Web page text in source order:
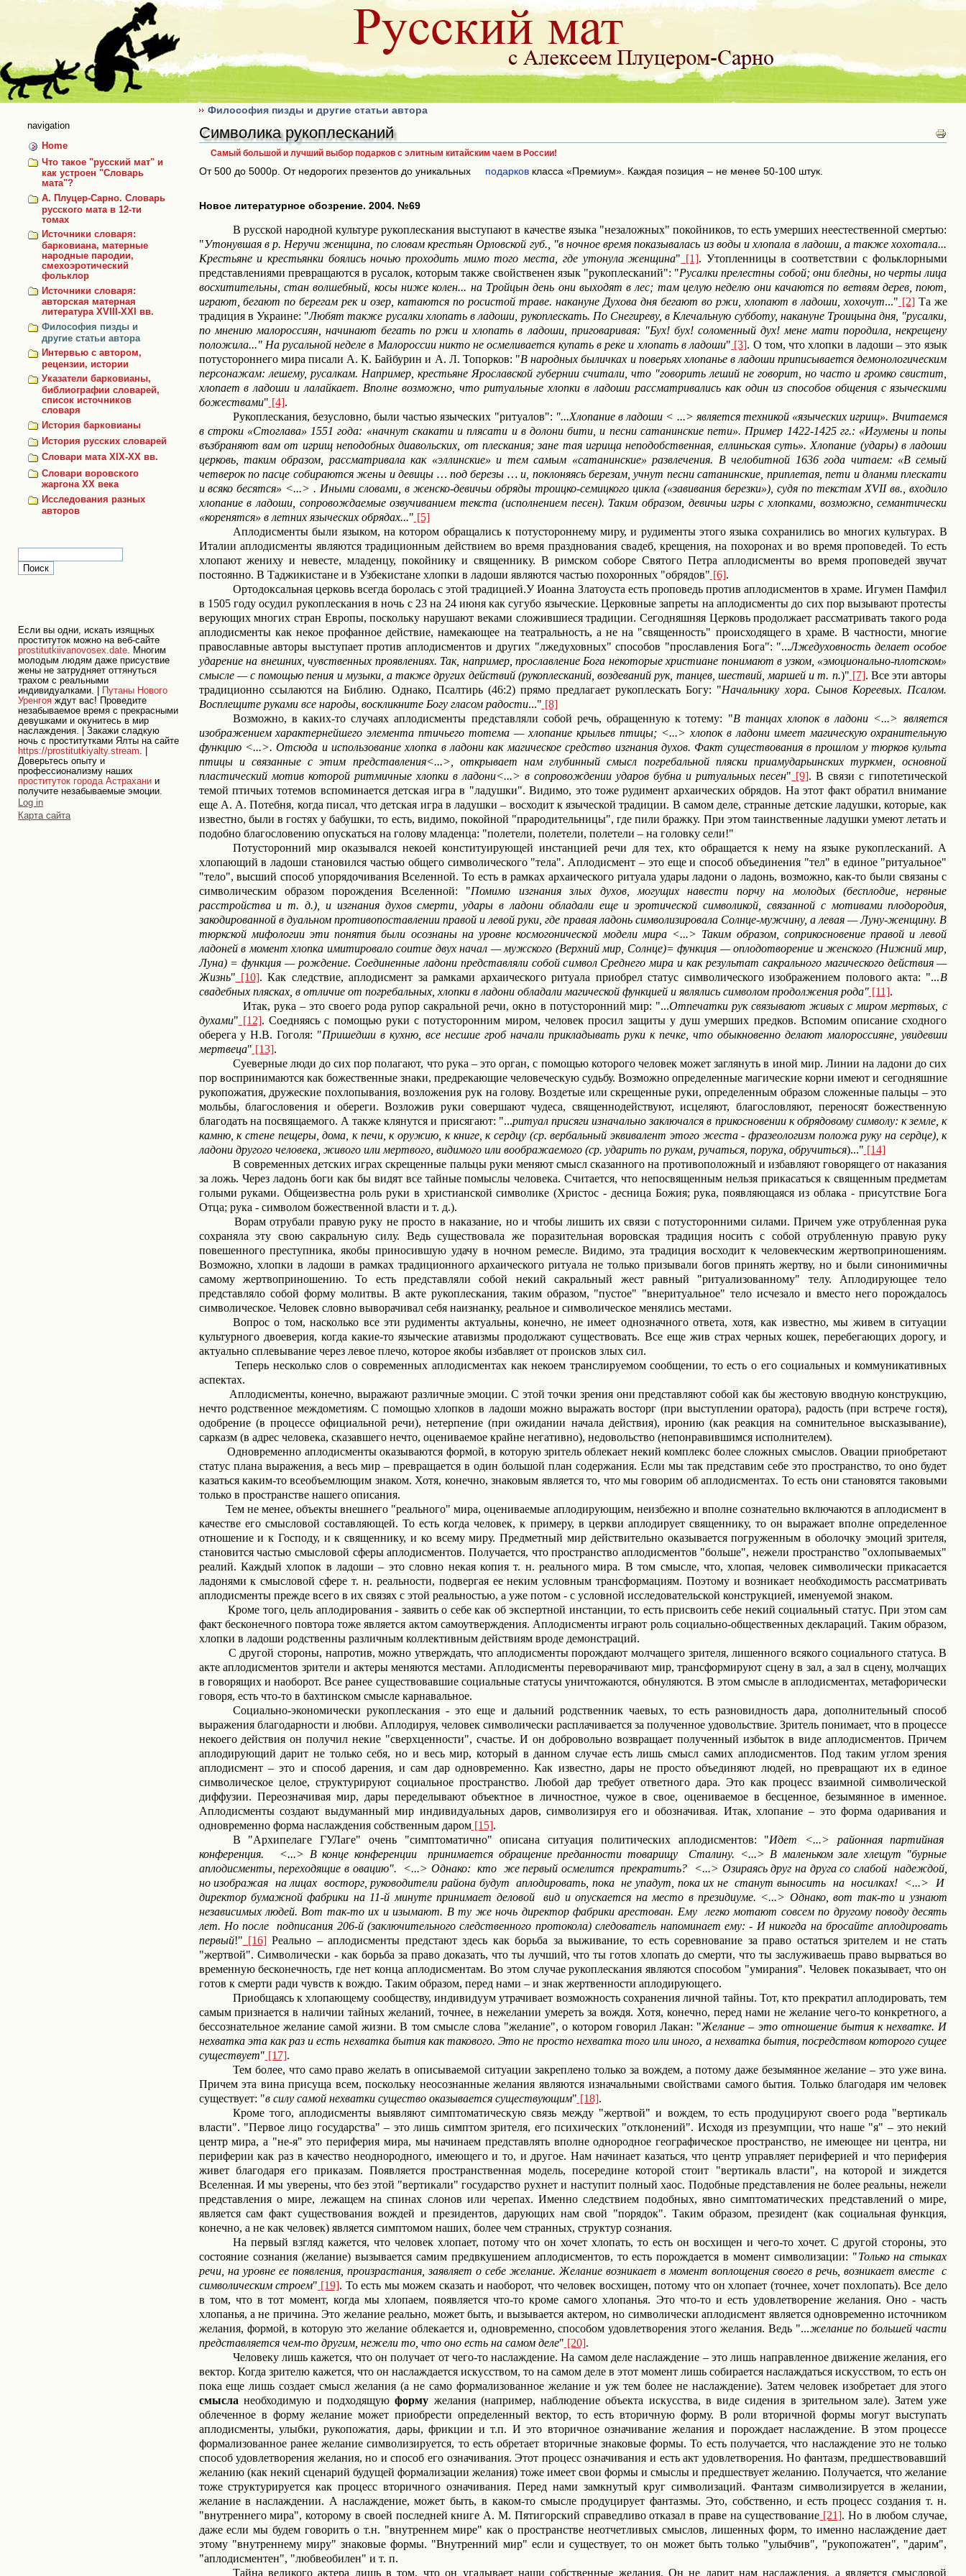
navigation
Home
Что такое "русский мат" и
как устроен "Словарь
мата"?
А. Плуцер-Сарно. Словарь
русского мата в 12-ти
томах
Источники словаря:
барковиана, матерные
народные пародии,
смехоэротический
фольклор
Источники словаря:
авторская матерная
литература XVIII-XXI вв.
Философия пизды и
другие статьи автора
Интервью с автором,
рецензии, истории
Указатели барковианы,
библиографии словарей,
список источников
словаря
История барковианы
История русских словарей
Словари мата XIX-XX вв.
Словари воровского
жаргона ХХ века
Исследования разных
авторов
Если вы одни, искать изящных
проституток можно на веб-сайте
prostitutkiivanovosex.date . Многим
молодым людям даже присуствие
жены не затрудняет оттянуться
трахом с реальными
индивидуалками. |
Путаны Нового
Уренгоя ждут вас! Проведите
незабываемое время с прекрасными
девушками и окунитесь в мир
наслаждения. | Закажи сладкую
ночь с проститутками Ялты на сайте
https://prostitutkiyalty.stream
Доверьтесь опыту и
профессионализму наших
проституток города Астрахани и
получите незабываемые эмоции.
Personal
tools
Log in
Карта сайта
Философия пизды и другие статьи автора
Символика рукоплесканий
Самый большой и лучший выбор подарков с элитным китайским чаем в России!
От 500 до 5000р. От недорогих презентов до уникальных подарковкласса «Премиум». Каждая позиция – не менее 50-100 штук.
Новое литературное обозрение. 2004. №69
В русской народной культуре рукоплескания выступают в качестве языка "незаложных" покойников, то есть умерших неестественной смертью:
"Утонувшая в р. Неручи женщина, по словам крестьян Орловской губ., "в ночное время показывалась из воды и хлопала в ладоши, а также хохотала...
Крестьяне и крестьянки боялись ночью проходить мимо того места, где утонула женщина" [1]. Утопленницы в соответствии с фольклорными
представлениями превращаются в русалок, которым также свойственен язык "рукоплесканий": "Русалки прелестны собой; они бледны, но черты лица
восхитительны, стан волшебный, косы ниже колен... на Тройцын день они выходят в лес; там целую неделю они качаются по ветвям дерев, поют,
играют, бегают по берегам рек и озер, катаются по росистой траве. накануне Духова дня бегают во ржи, хлопают в ладоши, хохочут..." [2] Та же
традиция в Украине: "Любят также русалки хлопать в ладоши, рукоплескать. По Снегиреву, в Клечальную субботу, накануне Троицына дня, "русалки,
по мнению малороссиян, начинают бегать по ржи и хлопать в ладоши, приговаривая: "Бух! бух! соломенный дух! мене мати породила, некрещену
положила..." На русальной неделе в Малороссии никто не осмеливается купать в реке и хлопать в ладоши" [3]. О том, что хлопки в ладоши – это язык
потустороннего мира писали А. К. Байбурин и А. Л. Топорков: "В народных быличках и поверьях хлопанье в ладоши приписывается демонологическим
персонажам: лешему, русалкам. Например, крестьяне Ярославской губернии считали, что "говорить леший не говорит, но часто и громко свистит,
хлопает в ладоши и лалайкает. Вполне возможно, что ритуальные хлопки в ладоши рассматривались как один из способов общения с языческими
божествами" [4].
Рукоплескания, безусловно, были частью языческих "ритуалов": "...Хлопание в ладоши < ...> является техникой «языческих игрищ». Вчитаемся
в строки «Стоглава» 1551 года: «начнут скакати и плясати и в долони бити, и песни сатанинские пети». Пример 1422-1425 гг.: «Игумены и попы
възбраняют вам от игрищ неподобных диавольских, от плескания; зане тая игрища неподобственная, еллиньская суть». Хлопание (удары) в ладоши
церковь, таким образом, рассматривала как «эллинские» и тем самым «сатанинские» развлечения. В челобитной 1636 года читаем: «В семый
четверок по пасце собираются жены и девицы … под березы … и, поклоняясь березам, учнут песни сатанинские, приплетая, пети и дланми плескати
и всяко бесятся» <...> . Иными словами, в женско-девичьи обряды троицко-семицкого цикла («завивания березки»), судя по текстам XVII вв., входило
хлопание в ладоши, сопровождаемые озвучиванием текста (исполнением песен). Таким образом, девичьи игры с хлопками, возможно, семантически
«коренятся» в летних языческих обрядах..." [5]
Аплодисменты были языком, на котором обращались к потустороннему миру, и рудименты этого языка сохранились во многих культурах. В
Италии аплодисменты являются традиционным действием во время празднования свадеб, крещения, на похоронах и во время проповедей. То есть
хлопают жениху и невесте, младенцу, покойнику и священнику. В римском соборе Святого Петра аплодисменты во время проповедей звучат
постоянно. В Таджикистане и в Узбекистане хлопки в ладоши являются частью похоронных "обрядов" [6].
Ортодоксальная церковь всегда боролась с этой традицией.У Иоанна Златоуста есть проповедь против аплодисментов в храме. Игумен Памфил
в 1505 году осудил рукоплескания в ночь с 23 на 24 июня как сугубо языческие.Церковные запреты на аплодисменты до сих пор вызывают протесты
верующих многих стран Европы, поскольку нарушают веками сложившиеся традиции. Сегодняшняя Церковь продолжает рассматривать такого рода
аплодисменты как некое профанное действие, намекающее на театральность, а не на "священность" происходящего в храме. В частности, многие
православные авторы выступает против аплодисментов и других "лжедуховных" способов "прославления Бога": "...Лжедуховность делает особое
ударение на внешних, чувственных проявлениях. Так, например, прославление Бога некоторые христиане понимают в узком, «эмоционально-плотском»
смысле — с помощью пения и музыки, а также других действий (рукоплесканий, воздеваний рук, танцев, шествий, маршей и т. п.)" [7]. Все эти авторы
традиционно ссылаются на Библию. Однако, Псалтирь (46:2) прямо предлагает рукоплескать Богу: "Начальнику хора. Сынов Кореевых. Псалом.
Восплещите руками все народы, воскликните Богу гласом радости..." [8]
Возможно, в каких-то случаях аплодисменты представляли собой речь, обращенную к тотему: "В танцах хлопок в ладони <...> является
изображением характернейшего элемента птичьего тотема — хлопание крыльев птицы; <...> хлопок в ладони имеет магическую охранительную
функцию <...>. Отсюда и использование хлопка в ладони как магическое средство изгнания духов. Факт существования в прошлом у тюрков культа
птицы и связанные с этим представления<...> , открывает нам глубинный смысл погребальной пляски приамударьинских туркмен, основной
пластический мотив которой ритмичные хлопки в ладони<...> в сопровождении ударов бубна и ритуальных песен" [9]. В связи с гипотетической
темой птичьих тотемов вспоминается детская игра в "ладушки". Видимо, это тоже рудимент архаических обрядов. На этот факт обратил внимание
еще А. А. Потебня, когда писал, что детская игра в ладушки – восходит к языческой традиции. В самом деле, странные детские ладушки, которые, как
известно, были в гостях у бабушки, то есть, видимо, покойной "прародительницы", где пили бражку. При этом таинственные ладушки умеют летать и
подобно благословению опускаться на голову младенца: "полетели, полетели, полетели – на головку сели!"
Потусторонний мир оказывался некоей конституирующей инстанцией речи для тех, кто обращается к нему на языке рукоплесканий. А
хлопающий в ладоши становился частью общего символического "тела". Аплодисмент – это еще и способ объединения "тел" в единое "ритуальное"
"тело", высший способ упорядочивания Вселенной. То есть врамках архаического ритуала удары ладони о ладонь, возможно, как-то были связаны с
символическим образом порождения Вселенной: "Помимо изгнания злых духов, могущих навести порчу на молодых (бесплодие, нервные
расстройства и т. д.), и изгнания духов смерти, удары в ладони обладали еще и эротической символикой, связанной с мотивами плодородия,
закодированной в дуальном противопоставлении правой и левой руки, где правая ладонь символизировала Солнце-мужчину, а левая — Луну-женщину. В
тюркской мифологии эти понятия были осознаны на уровне космогонической модели мира <...> Таким образом, соприкосновение правой и левой
ладоней в момент хлопка имитировало соитие двух начал — мужского (Верхний мир, Солнце)= функция — оплодотворение и женского (Нижний мир,
Луна) = функция — рождение. Соединенные ладони представляли собой символ Среднего мира и как результат сакрального магического действия —
Жизнь" [10]. Как следствие, аплодисмент за рамками архаического ритуала приобрел статус символического изображением полового акта: "...В
свадебных плясках, в отличие от погребальных, хлопки в ладони обладали магической функцией и являлись символом продолжения рода"[11].
Итак, рука – это своего рода рупор сакральной речи, окно в потусторонний мир: "...Отпечатки рук связывают живых с миром мертвых, с
духами" [12]. Соедняясь с помощью руки с потусторонним миром, человек просил защиты у душ умерших предков. Вспомим описание сходного
оберега у Н.В. Гоголя: "Пришедши в кухню, все несшие гроб начали прикладывать руки к печке, что обыкновенно делают малороссияне, увидевши
мертвеца" [13].
Суеверные люди до сих пор полагают, что рука – это орган, с помощью которого человек может заглянуть в иной мир. Линии на ладони до сих
пор воспринимаются как божественные знаки, предрекающие человеческую судьбу. Возможно определенные магические корни имеют и сегодняшние
рукопожатия, дружеские похлопывания, возложения рук на голову. Воздетые или скрещенные руки, определенным образом сложенные пальцы – это
мольбы, благословения и обереги. Возложив руки совершают чудеса, священнодействуют, исцеляют, благословляют, переносят божественную
благодать на посвящаемого. А также клянутся и присягают: "...ритуал присяги изначально заключался в прикосновении к обрядовому символу: к земле, к
камню, к стене пещеры, дома, к печи, к оружию, к книге, к сердцу (ср. вербальный эквивалент этого жеста - фразеологизм положа руку на сердце), к
ладони другого человека, живого или мертвого, видимого или воображаемого (ср. ударить по рукам, ручаться, порука, обручиться)..." [14]
В современных детских играх скрещенные пальцы руки меняют смысл сказанного на противоположный и избавляют говорящего от наказания
за ложь. Через ладонь боги как бы видят все тайные помыслы человека. Считается, что непосвященным нельзя прикасаться к священным предметам
голыми руками. Общеизвестна роль руки в христианской символике (Христос - десница Божия; рука, появляющаяся из облака - присутствие Бога
Отца; рука - символом божественной власти и т. д.).
Ворам отрубали правую руку не просто в наказание, но и чтобы лишить их связи с потусторонними силами. Причем уже отрубленная рука
сохраняла эту свою сакральную силу. Ведь существовала же поразительная воровская традиция носить с собой отрубленную правую руку
повешенного преступника, якобы приносившую удачу в ночном ремесле.Видимо, эта традиция восходит к человекческим жертвоприношениям.
Возможно, хлопки в ладоши в рамках традиционного архаического ритуала не только призывали богов принять жертву, но и были синонимичны
самому жертвоприношению. То есть представляли собой некий сакральный жест равный "ритуализованному" телу. Аплодирующее тело
представляло собой форму молитвы. В акте рукоплескания, таким образом, "пустое" "внеритуальное" тело исчезало и вместо него порождалось
символическое. Человек словно выворачивал себя наизнанку, реальное и символическое менялись местами.
Вопрос о том, насколько все эти рудименты актуальны, конечно, не имеет однозначного ответа, хотя, как известно, мы живем в ситуации
культурного двоеверия, когда какие-то языческие атавизмы продолжают существовать. Все еще жив страх черных кошек, перебегающих дорогу, и
актуально сплевывание через левое плечо, которое якобы избавляет от происков злых сил.
Теперь несколько слов о современных аплодисментах как некоем транслируемом сообщении, то есть о его социальных и коммуникативных
аспектах.
Аплодисменты, конечно, выражают различные эмоции. С этой точки зрения они представляют собой как бы жестовую вводную конструкцию,
нечто родственное междометиям. С помощьюхлопков в ладоши можно выражать восторг (при выступлении оратора), радость (при встрече гостя),
одобрение (в процессе официальной речи), нетерпение (при ожидании начала действия), иронию (как реакция на сомнительное высказывание),
сарказм (в адрес человека, сказавшего нечто, оцениваемое крайне негативно), недовольство (непонравившимся исполнителем).
Одновременно аплодисменты оказываются формой, в которую зритель облекает некий комплекс более сложных смыслов. Овации приобретают
статус плана выражения, а весь мир – превращается в один большой план содержания. Если мы так представим себе это пространство, то оно будет
казаться каким-то всеобъемлющим знаком. Хотя, конечно, знаковым является то, что мы говорим об аплодисментах. То есть они становятся таковыми
только в пространстве нашего описания.
Тем не менее, объекты внешнего "реального" мира, оцениваемые аплодирующим, неизбежно и вполне сознательно включаются в аплодисмент в
качестве его смысловой составляющей. То есть когда человек, к примеру, в церкви аплодирует священнику, то он выражает вполне определенное
отношение и к Господу, и к священнику, и ко всему миру. Предметный мир действительно оказывается погруженным в оболочку эмоций зрителя,
становится частью смысловой сферы аплодисментов. Получается, что пространство аплодисментов "больше", нежели пространство "охлопываемых"
реалий. Каждый хлопок в ладоши – это словно некая копия т. н. реального мира. В том смысле, что, хлопая, человек символически прикасается
ладонями к смысловой сфере т. н. реальности, подвергая ее неким условным трансформациям. Поэтому и возникает необходимость рассматривать
аплодисменты прежде всего в их связях с этой реальностью, а уже потом - с условной исследовательской конструкцией, именуемой знаком.
Кроме того, цель аплодирования - заявить о себе как об экспертной инстанции, то есть присвоить себе некий социальный статус. При этом сам
факт бесконечного повтора тоже является актом самоутверждения. Аплодисменты играют роль социально-общественных деклараций. Таким образом,
хлопки в ладоши родственны различным коллективным действиям вроде демонстраций.
С другой стороны, напротив, можно утверждать, что аплодисменты порождают молчащего зрителя, лишенного всякого социального статуса. В
акте аплодисментов зрители и актеры меняются местами. Аплодисменты переворачивают мир, трансформируют сцену в зал, а зал в сцену, молчащих
в говорящих и наоборот. Все ранее существовавшие социальные статусы уничтожаются, обнуляются. В этом смысле в аплодисментах, метафорически
говоря, есть что-то в бахтинском смысле карнавальное.
Социально-экономически рукоплескания - это еще и дальний родственник чаевых, то есть разновидность дара, дополнительный способ
выражения благодарности и любви. Аплодируя, человек символически расплачивается за полученное удовольствие. Зритель понимает, что в процессе
некоего действия он получил некие "сверхценности", счастье. И он добровольно возвращает полученный избыток в виде аплодисментов. Причем
аплодирующий дарит не только себя, но и весь мир, который в данном случае есть лишь смысл самих аплодисментов. Под таким углом зрения
аплодисмент – это и способ дарения, и сам дар одновременно. Как известно, дары не просто объединяют людей, но превращают их в единое
символическое целое, структурируют социальное пространство. Любой дар требует ответного дара. Это как процесс взаимной символической
диффузии. Переозначивая мир, дары переделывают объектное в личностное, чужое в свое, оцениваемое в бесценное, безымянное в именное.
Аплодисменты создают выдуманный мир индивидуальных даров, символизируя его и обозначивая. Итак, хлопание – это форма одаривания и
одновременно форма наслаждения собственным даром[15].
В "Архипелаге ГУЛаге" очень "симптоматично" описана ситуация политических аплодисментов: "Идет <...> районная партийная
конференция.
<...> В конце конференции принимается обращение преданности товарищу
Сталину. <...> В маленьком зале хлещут "бурные
аплодисменты, переходящие в овацию".
<...> Однако: кто же первый осмелится прекратить? <...> Озираясь друг на друга со слабой надеждой,
но изображая на лицах восторг, руководители района будут аплодировать, пока не упадут, пока их не станут выносить на носилках! <...>
И
директор бумажной фабрики на 11-й минуте принимает деловой
вид и опускается на место в президиуме. <...> Однако, вот так-то и узнают
независимых людей. Вот так-то их и изымают. В ту же ночь директор фабрики арестован. Ему
легко мотают совсем по другому поводу десять
лет. Но после
подписания 206-й (заключительного следственного протокола) следователь напоминает ему: - И никогда на бросайте аплодировать
первый!" [16] Реально – аплодисменты предстают здесь как борьба за выживание, то есть соревнование за право остаться зрителем и не стать
"жертвой". Символически - как борьба за право доказать, что ты лучший, что ты готов хлопать до смерти, что ты заслуживаешь право вырваться во
временную бесконечность, где нет конца аплодисментам. Во этом случае рукоплескания являются способом "умирания". Человек показывает, что он
готов к смерти ради чувств к вождю. Таким образом, перед нами – и знак жертвенности аплодирующего.
Приобщаясь к хлопающему сообществу, индивидуум утрачивает возможность сохранения личной тайны. Тот, кто прекратил аплодировать, тем
самым признается в наличии тайных желаний, точнее, в нежелании умереть за вождя. Хотя, конечно, перед нами не желание чего-то конкретного, а
бессознательное желание самой жизни. В том смысле слова "желание", о котором говорил Лакан: "Желание – это отношение бытия к нехватке. И
нехватка эта как раз и есть нехватка бытия как такового. Это не просто нехватка того или иного, а нехватка бытия, посредством которого сущее
существует" [17].
Тем более, что само право желать в описываемой ситуации закреплено только за вождем, а потому даже безымянное желание – это уже вина.
Причем эта вина присуща всем, поскольку неосознанные желания являются изначальными свойствами самого бытия. Только благодаря им человек
существует: "в силу самой нехватки существо оказывается существующим" [18].
Кроме того, аплодисменты выявляют симптоматическую связь между "жертвой" и вождем, то есть продуцируют своего рода "вертикаль
власти". "Первое лицо государства" – это лишь симптом зрителя, его психических "отклонений". Исходя из презумпции, что наше "я" – это некий
центр мира, а "не-я" это периферия мира, мы начинаем представлять вполне однородное географическое пространство, не имеющее ни центра, ни
периферии как раз в качество неоднородного, имеющего и то, и другое. Нам начинает казаться, что центр управляет периферией и что периферия
живет благодаря его приказам. Появляется пространственная модель, посередине которой стоит "вертикаль власти", на которой и зиждется
Вселенная. И мы уверены, что без этой "вертикали" государство рухнет и наступит полный хаос. Подобные представления не более реальны, нежели
представления о мире, лежащем на спинах слонов или черепах. Именно следствием подобных, явно симптоматических представлений о мире,
является сам факт существования вождей и президентов, дарующих нам свой "порядок". Таким образом, президент (как социальная функция,
конечно, а не как человек) является симптомом наших, более чем странных, структур сознания.
На первый взгляд кажется, что человек хлопает, потому что он хочет хлопать, то есть он восхищен и чего-то хочет. С другой стороны, это
состояние сознания (желание) вызывается самим предвкушением аплодисментов, то есть порождается в момент символизации: "Только на стыках
речи, на уровне ее появления, произрастания, заявляет о себе желание. Желание возникает в момент воплощения своего в речь, возникает вместе с
символическим строем" [19]. То есть мы можем сказать и наоборот, что человек восхищен, потому что он хлопает (точнее, хочет похлопать). Все дело
в том, что в тот момент, когда мы хлопаем, появляется что-то кроме самого хлопанья. Это что-то и есть удовлетворение желания. Оно - часть
хлопанья, а не причина. Это желание реально, может быть, и вызывается актером, но символически аплодисмент является одновременно источником
желания, формой, в которую это желание облекается и, одновременно, способом удовлетворения этого желания. Ведь "...желание по большей части
представляется чем-то другим, нежели то, что оно есть на самом деле" [20].
Человеку лишь кажется, что он получает от чего-то наслаждение. На самом деле наслаждение – это лишь направленное движение желания, его
вектор. Когда зрителю кажется, что он наслаждается искусством, то на самом деле в этот момент лишь собирается наслаждаться искусством, то есть он
пока еще лишь создает смысл желания (а не само формализованное желание и уж тем более не наслаждение). Затем человек изобретает для этого
смысла необходимую и подходящуюформу желания (например, наблюдение объекта искусства, в виде сидения в зрительном зале). Затем уже
облеченное в форму желание может приобрести определенный вектор, то есть вторичную форму.В роли вторичной формы могут выступать
аплодисменты, улыбки, рукопожатия, дары, фрикции и т.п. И это вторичное означивание желания и порождает наслаждение. В этом процессе
формализованное ранее желание символизируется, то есть обретает вторичные знаковые формы. То есть получается, что наслаждение это не только
способ удовлетворения желания, но и способ его означивания. Этот процесс означивания и есть акт удовлетворения. Но фантазм, предшествовавший
желанию (как некий сценарий будущей формализации желания) тоже имеет свои формы и смыслы и предшествует желанию. Получается, что желание
тоже структурируется как процесс вторичного означивания. Перед нами замкнутый круг символизаций. Фантазм символизируется в желании,
желание в наслаждении. А наслаждение, может быть, в каком-то смысле продуцирует фантазмы. Это, собственно, и есть процесс создания т. н.
"внутреннего мира", которому в своей последней книге А. М. Пятигорский справедливо отказал в праве на существование [21]. Но в любом случае,
даже если мы будем говорить о т.н. "внутреннем мире" как о пространстве неотчетливых смыслов, лишенных форм, то именно наслаждение дает
этому "внутреннему миру" знаковые формы. "Внутренний мир" если и существует, то он может быть только "улыбчив", "рукопожатен", "дарим",
"аплодисментен", "любвеобилен" и т. п.
Тайна великого актера лишь в том, что он угадывает наши собственные желания. Он не дарит нам наслаждения, а является смысловой